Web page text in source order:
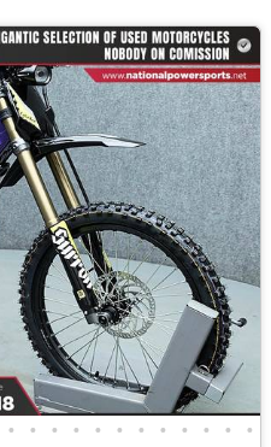
• • • • • • • • • • • •